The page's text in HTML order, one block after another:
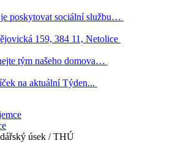
poskytovat sociální službu…
159, 384 11, Netolice
tým našeho domova…
na aktuální Týden...
úsek / THÚ